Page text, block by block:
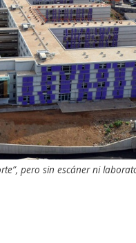
pero sin escáner ni